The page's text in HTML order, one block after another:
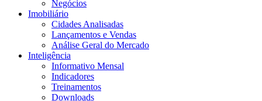
Negócios
Imobiliário
Cidades Analisadas
Lançamentos e Vendas
Análise Geral do Mercado
Inteligência
Informativo Mensal​
Indicadores
Treinamentos
Downloads